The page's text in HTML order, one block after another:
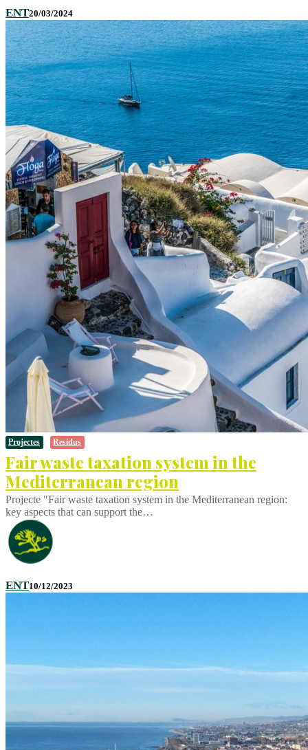
ENT20/03/2024
Projectes Residus
Fair waste taxation system in the
Mediterranean region
Projecte "Fair waste taxation system in the Mediterranean region:
key aspects that can support the…
ENT10/12/2023